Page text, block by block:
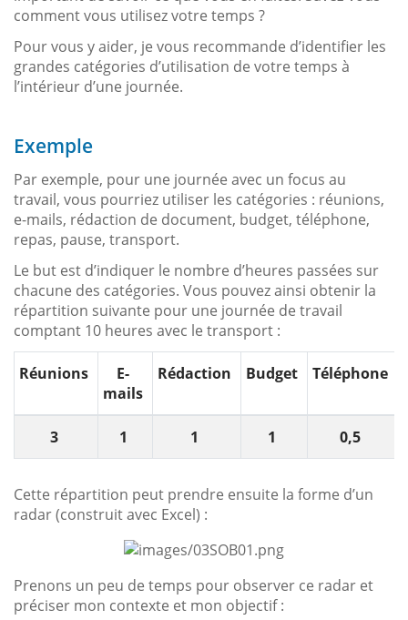
comment vous utilisez votre temps ?
Pour vous y aider, je vous recommande d’identifier les
grandes catégories d’utilisation de votre temps à
l’intérieur d’une journée.
Exemple
Par exemple, pour une journée avec un focus au
travail, vous pourriez utiliser les catégories : réunions,
e-mails, rédaction de document, budget, téléphone,
repas, pause, transport.
Le but est d’indiquer le nombre d’heures passées sur
chacune des catégories. Vous pouvez ainsi obtenir la
répartition suivante pour une journée de travail
comptant 10 heures avec le transport :
Réunions
E-
mails
Rédaction Budget Téléphone
3 1 1 1 0,5
Cette répartition peut prendre ensuite la forme d’un
radar (construit avec Excel) :
Prenons un peu de temps pour observer ce radar et
préciser mon contexte et mon objectif :